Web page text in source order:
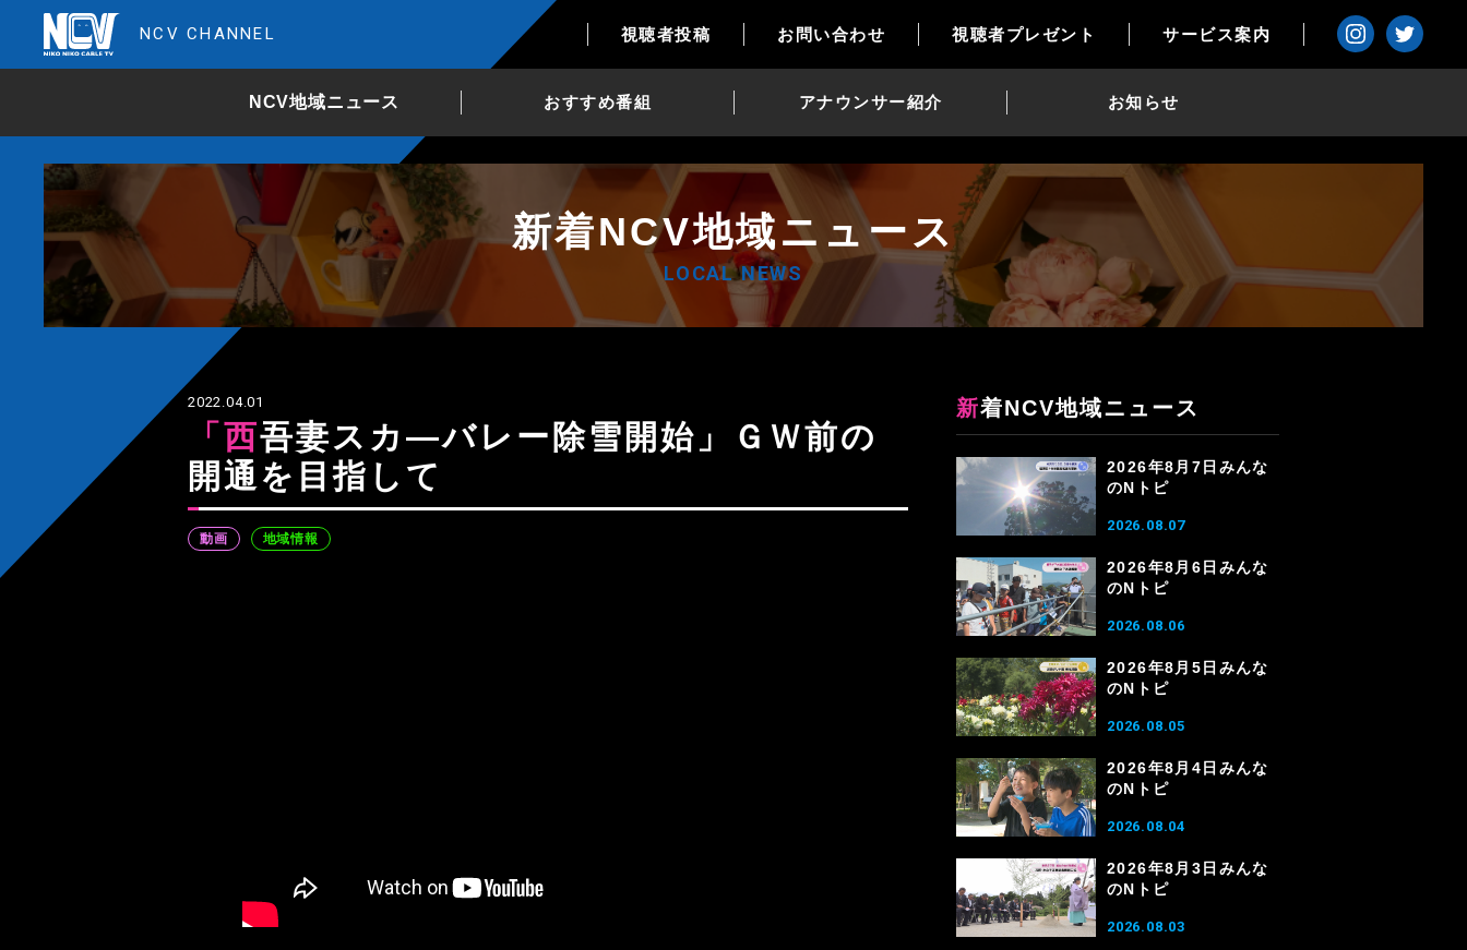
NCV CHANNEL 視聴者投稿 お問い合わせ 視聴者プレゼント サービス案内
NCV地域ニュース おすすめ番組 アナウンサー紹介 お知らせ
新着NCV地域ニュース
LOCAL NEWS
2022.04.01
「西吾妻スカ―バレー除雪開始」ＧＷ前の
開通を目指して
動画 地域情報
新着NCV地域ニュース
2026年8月7日みんな
のNトピ
2026.08.07
2026年8月6日みんな
のNトピ
2026.08.06
2026年8月5日みんな
のNトピ
2026.08.05
2026年8月4日みんな
のNトピ
2026.08.04
2026年8月3日みんな
のNトピ
2026.08.03